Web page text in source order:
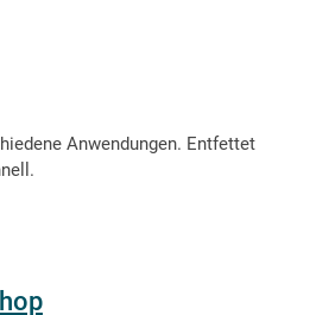
Anwendungen. Entfettet